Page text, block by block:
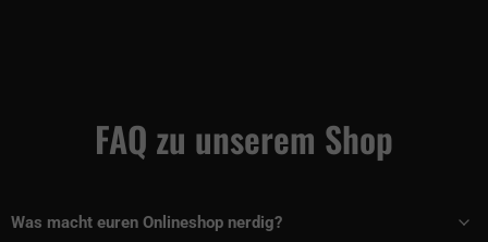
FAQ zu unserem Shop
Was macht euren Onlineshop nerdig?